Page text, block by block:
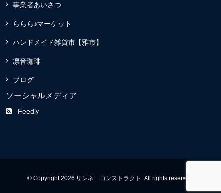
事業者あいさつ
ららら♪マーケット
ハンドメイド雑貨市【雅市】
凛音珈琲
ブログ
ソーシャルメディア
Feedly
© Copyright 2026 リンネ コンストラクト. All rights reserved.